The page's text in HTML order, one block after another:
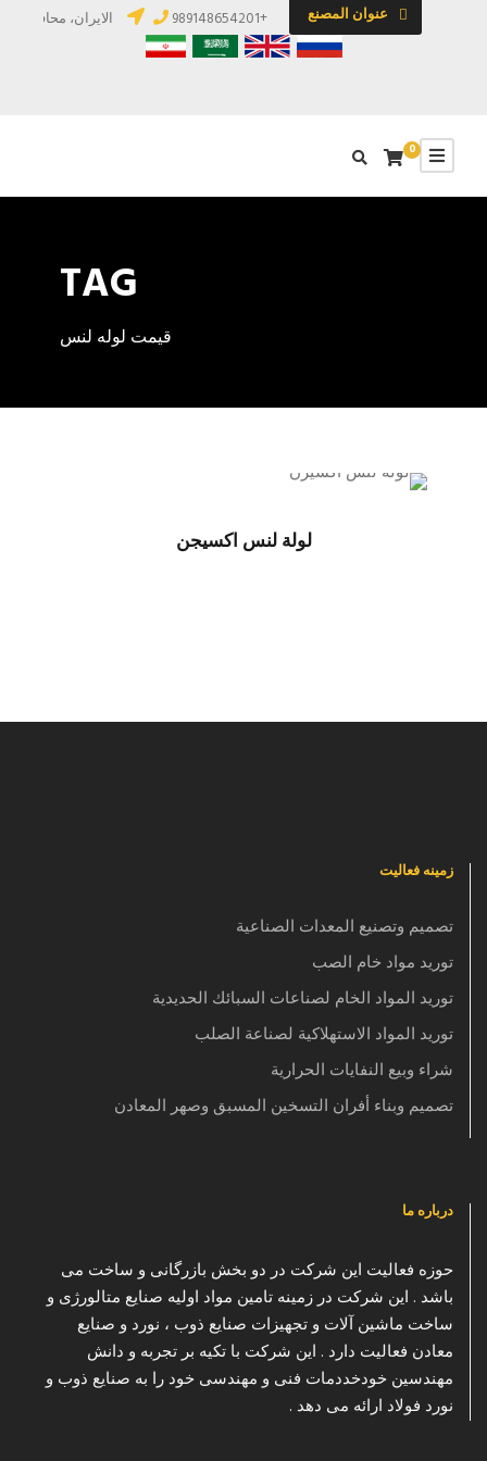
عنوان المصنع +989148654201 الایران، محافظة
0
TAG
قیمت لوله لنس
لولة لنس اكسيجن
زمینه فعالیت
تصميم وتصنيع المعدات الصناعية
توريد مواد خام الصب
توريد المواد الخام لصناعات السبائك الحديدية
توريد المواد الاستهلاكية لصناعة الصلب
شراء وبيع النفايات الحرارية
تصميم وبناء أفران التسخين المسبق وصهر المعادن
درباره ما
حوزه فعالیت این شرکت در دو بخش بازرگانی و ساخت می
باشد . این شرکت در زمینه تامین مواد اولیه صنایع متالورژی و
ساخت ماشین آلات و تجهیزات صنایع ذوب ، نورد و صنایع
معادن فعالیت دارد . این شرکت با تکیه بر تجربه و دانش
مهندسین خودخددمات فنی و مهندسی خود را به صنایع ذوب و
نورد فولاد ارائه می دهد .